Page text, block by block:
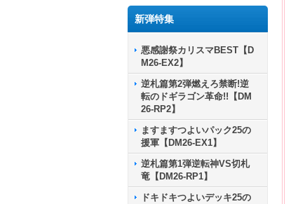
新弾特集
悪感謝祭カリスマBEST【D
M26-EX2】
逆札篇第2弾燃えろ禁断!逆
転のドギラゴン革命!!【DM
26-RP2】
ますますつよいパック25の
援軍【DM26-EX1】
逆札篇第1弾逆転神VS切札
竜【DM26-RP1】
ドキドキつよいデッキ25の